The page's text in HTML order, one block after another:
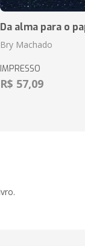
Da alma para o
Bry Machado
IMPRESSO
R$ 57,09